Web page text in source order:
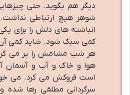
دیگر هم بگوید. حتی
شوهر هیچ ارتباطی
انباشته های دلش را برای
کمی سبک شود. شاید کمی آن
هر شب مشامش را پر می
هوا و خاک و آب و آسمان
است فروکش می کرد. می
سرگردانی مطلقی رها شده